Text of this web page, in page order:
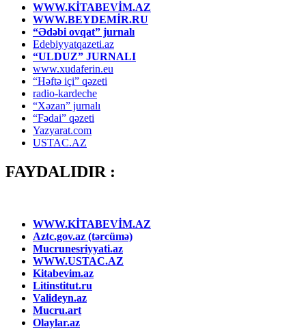
WWW.KİTABEVİM.AZ
WWW.BEYDEMİR.RU
“Ədəbi ovqat” jurnalı
Edebiyyatqazeti.az
“ULDUZ” JURNALI
www.xudaferin.eu
“Həftə içi” qəzeti
radio-kardeche
“Xəzan” jurnalı
“Fədai” qəzeti
Yazyarat.com
USTAC.AZ
FAYDALIDIR :
WWW.KİTABEVİM.AZ
Aztc.gov.az (tərcümə)
Mucrunesriyyati.az
WWW.USTAC.AZ
Kitabevim.az
Litinstitut.ru
Valideyn.az
Mucru.art
Olaylar.az